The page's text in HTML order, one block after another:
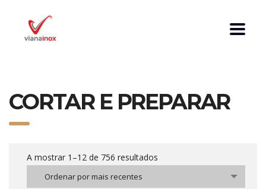
CORTAR E PREPARAR
A mostrar 1–12 de 756 resultados
Ordenar por mais recentes